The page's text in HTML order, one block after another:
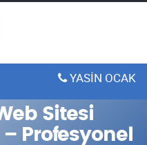
YASİN OCAK
Sitesi
Profesyonel